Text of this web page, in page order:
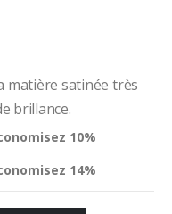
matière satinée très
brillance.
10%
14%